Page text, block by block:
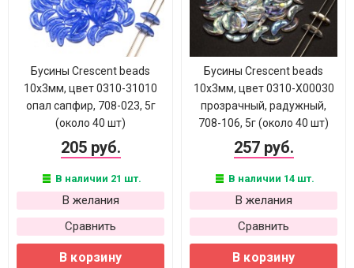
Бусины Crescent beads
10х3мм, цвет 0310-31010
опал сапфир, 708-023, 5г
(около 40 шт)
205 руб.
В наличии 21 шт.
В желания
Сравнить
В корзину
Бусины Crescent beads
10х3мм, цвет 0310-X00030
прозрачный, радужный,
708-106, 5г (около 40 шт)
257 руб.
В наличии 14 шт.
В желания
Сравнить
В корзину